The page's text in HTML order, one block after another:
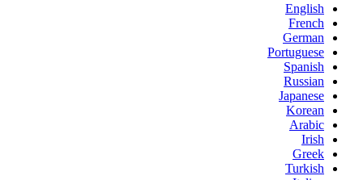
English
French
German
Portuguese
Spanish
Russian
Japanese
Korean
Arabic
Irish
Greek
Turkish